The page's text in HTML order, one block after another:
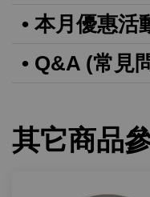
• 本月優惠活
• Q&A (常見
其它商品